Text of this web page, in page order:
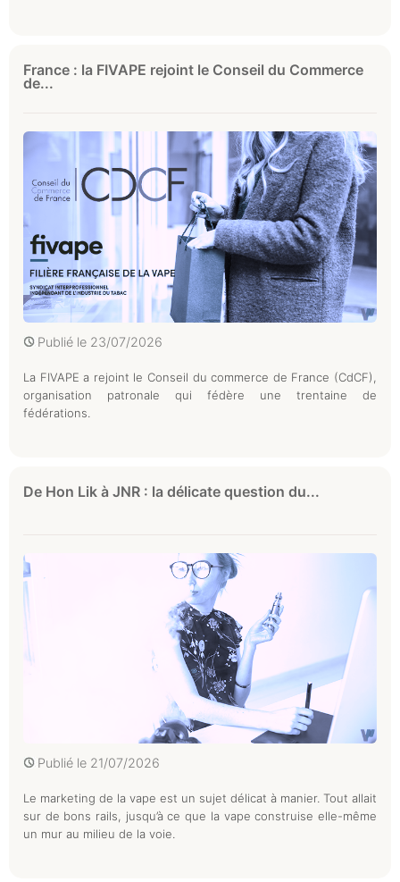
France : la FIVAPE rejoint le Conseil du Commerce
de...
Publié le 23/07/2026
La FIVAPE a rejoint le Conseil du commerce de France (CdCF),
organisation patronale qui fédère une trentaine de
fédérations.
De Hon Lik à JNR : la délicate question du...
Publié le 21/07/2026
Le marketing de la vape est un sujet délicat à manier. Tout allait
sur de bons rails, jusqu’à ce que la vape construise elle-même
un mur au milieu de la voie.